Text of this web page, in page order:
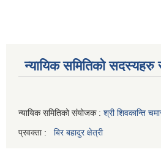
न्यायिक समितिको सदस्यहरु
न्यायिक समितिको संयोजक : श्री शिवकान्ति
प्रवक्ता : बिर बहादुर क्षेत्री